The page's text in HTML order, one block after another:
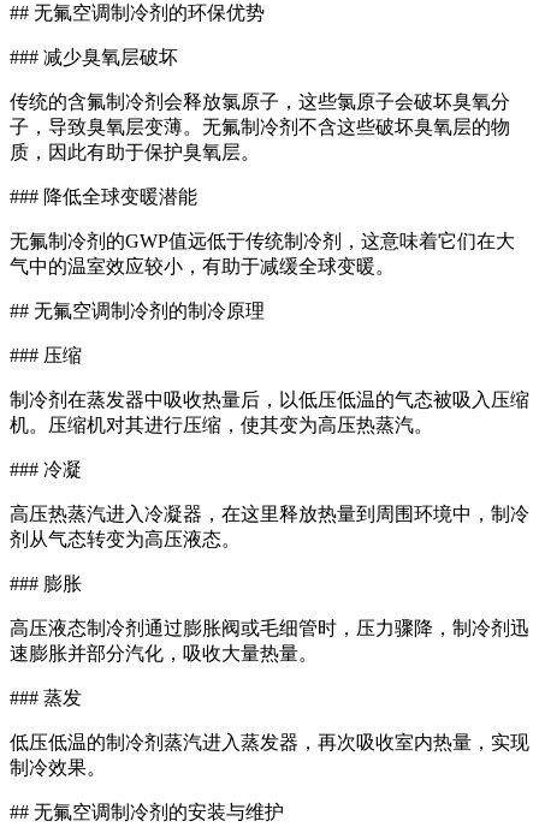
## 无氟空调制冷剂的环保优势
### 减少臭氧层破坏
传统的含氟制冷剂会释放氯原子，这些氯原子会破坏臭氧分
子，导致臭氧层变薄。无氟制冷剂不含这些破坏臭氧层的物
质，因此有助于保护臭氧层。
### 降低全球变暖潜能
无氟制冷剂的GWP值远低于传统制冷剂，这意味着它们在大
气中的温室效应较小，有助于减缓全球变暖。
## 无氟空调制冷剂的制冷原理
### 压缩
制冷剂在蒸发器中吸收热量后，以低压低温的气态被吸入压缩
机。压缩机对其进行压缩，使其变为高压热蒸汽。
### 冷凝
高压热蒸汽进入冷凝器，在这里释放热量到周围环境中，制冷
剂从气态转变为高压液态。
### 膨胀
高压液态制冷剂通过膨胀阀或毛细管时，压力骤降，制冷剂迅
速膨胀并部分汽化，吸收大量热量。
### 蒸发
低压低温的制冷剂蒸汽进入蒸发器，再次吸收室内热量，实现
制冷效果。
## 无氟空调制冷剂的安装与维护